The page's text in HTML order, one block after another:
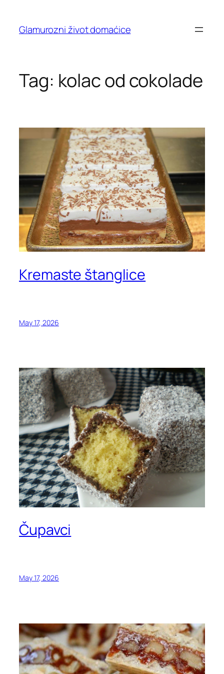
content
Glamurozni život domaćice
Tag: kolac od cokolade
Kremaste štanglice
May 17, 2026
Čupavci
May 17, 2026